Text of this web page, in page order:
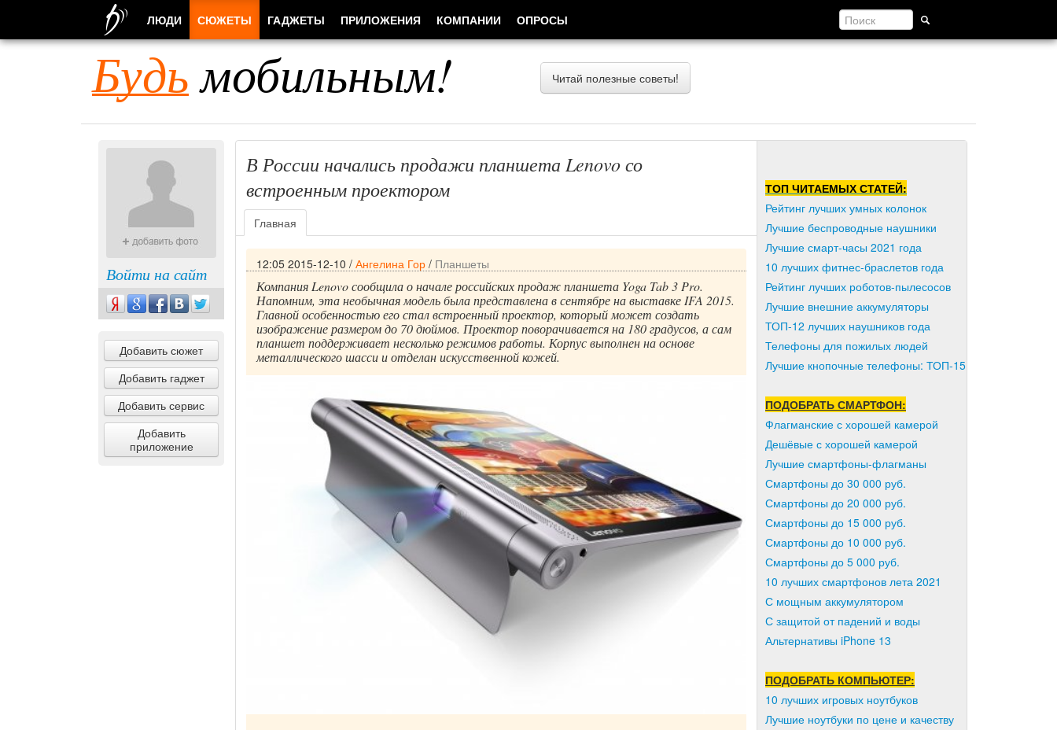
Будьмобильным! Читай полезные советы!
Войти на сайт
Добавить сюжет
Добавить гаджет
Добавить сервис
Добавить
приложение
В России начались продажи планшета Lenovo со
встроенным проектором
Главная
12:05 2015-12-10 / Ангелина Гор / Планшеты
Компания Lenovo сообщила о начале российских продаж планшета Yoga Tab 3 Pro.
Напомним, эта необычная модель была представлена в сентябре на выставке IFA 2015.
Главной особенностью его стал встроенный проектор, который может создать
изображение размером до 70 дюймов. Проектор поворачивается на 180 градусов, а сам
планшет поддерживает несколько режимов работы. Корпус выполнен на основе
металлического шасси и отделан искусственной кожей.
ТОП ЧИТАЕМЫХ СТАТЕЙ:
Рейтинг лучших умных колонок
Лучшие беспроводные наушники
Лучшие смарт-часы 2021 года
10 лучших фитнес-браслетов года
Рейтинг лучших роботов-пылесосов
Лучшие внешние аккумуляторы
ТОП-12 лучших наушников года
Телефоны для пожилых людей
Лучшие кнопочные телефоны: ТОП-15
ПОДОБРАТЬ СМАРТФОН:
Флагманские с хорошей камерой
Дешёвые с хорошей камерой
Лучшие смартфоны-флагманы
Смартфоны до 30 000 руб.
Смартфоны до 20 000 руб.
Смартфоны до 15 000 руб.
Смартфоны до 10 000 руб.
Смартфоны до 5 000 руб.
10 лучших смартфонов лета 2021
С мощным аккумулятором
С защитой от падений и воды
Альтернативы iPhone 13
ПОДОБРАТЬ КОМПЬЮТЕР:
10 лучших игровых ноутбуков
Лучшие ноутбуки по цене и качеству
ЛЮДИ СЮЖЕТЫ ГАДЖЕТЫ ПРИЛОЖЕНИЯ КОМПАНИИ ОПРОСЫ